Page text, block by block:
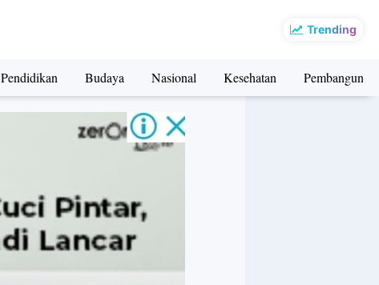
Trending
Pendidikan Budaya Nasional Kesehatan Pembangunan